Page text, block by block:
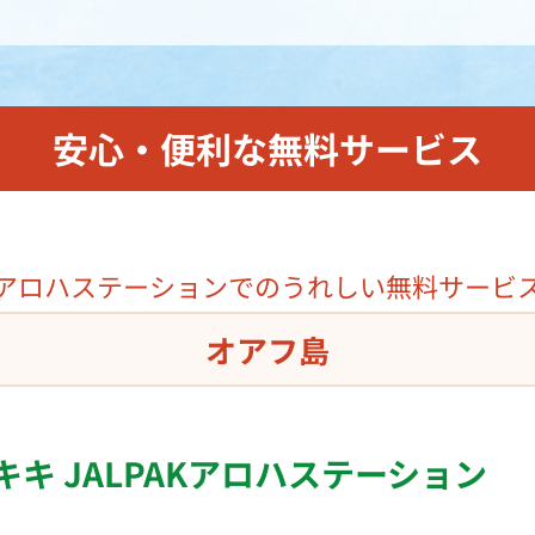
安心・便利な無料サービス
ロハステーションでのうれしい無料サービ
オアフ島
キ JALPAKアロハステーション